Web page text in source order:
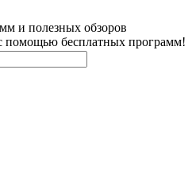
и полезных обзоров
помощью бесплатных программ!